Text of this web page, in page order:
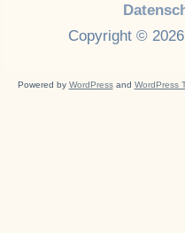
Copyright ©
Powered by WordPressand WordPress